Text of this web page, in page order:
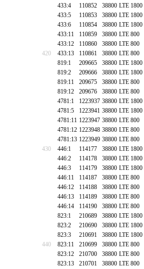
433:4
110852 38800 LTE 1800
433:5
110853 38800 LTE 1800
433:6
110854 38800 LTE 1800
433:11
110859 38800 LTE 800
433:12
110860 38800 LTE 800
420
433:13 110861 38800 LTE 800
819:1
209665 38800 LTE 1800
819:2
209666 38800 LTE 1800
819:11
209675 38800 LTE 800
819:12
209676 38800 LTE 800
4781:1
1223937 38800 LTE 1800
4781:5
1223941 38800 LTE 1800
4781:11 1223947 38800 LTE 800
4781:12 1223948 38800 LTE 800
4781:13 1223949 38800 LTE 800
430
446:1 114177 38800 LTE 1800
446:2
114178 38800 LTE 1800
446:3
114179 38800 LTE 1800
446:11
114187 38800 LTE 800
446:12
114188 38800 LTE 800
446:13
114189 38800 LTE 800
446:14
114190 38800 LTE 800
823:1
210689 38800 LTE 1800
823:2
210690 38800 LTE 1800
823:3
210691 38800 LTE 1800
440
823:11 210699 38800 LTE 800
823:12
210700 38800 LTE 800
823:13
210701 38800 LTE 800